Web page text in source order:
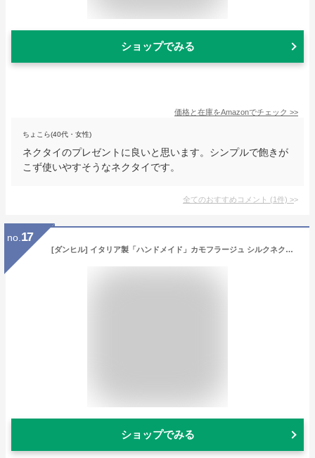
ショップでみる
価格と在庫をAmazonでチェック >>
ちょこら(40代・女性)
ネクタイのプレゼントに良いと思います。シンプルで飽きが
こず使いやすそうなネクタイです。
全てのおすすめコメント (1件) >
no. 17
[ダンヒル] イタリア製「ハンドメイド」カモフラージュ シルクネクタイ 茶
ショップでみる